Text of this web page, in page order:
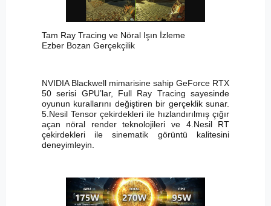
Tam Ray Tracing ve Nöral Işın İzleme
Ezber Bozan Gerçekçilik
NVIDIA Blackwell mimarisine sahip GeForce RTX
50 serisi GPU’lar, Full Ray Tracing sayesinde
oyunun kurallarını değiştiren bir gerçeklik sunar.
5.Nesil Tensor çekirdekleri ile hızlandırılmış çığır
açan nöral render teknolojileri ve 4.Nesil RT
çekirdekleri ile sinematik görüntü kalitesini
deneyimleyin.